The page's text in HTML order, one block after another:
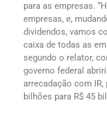
para as empresas.
empresas, e,
dividendos, vamos
caixa de todas as
segundo o relator,
governo federal
arrecadação com
bilhões para R$ 45